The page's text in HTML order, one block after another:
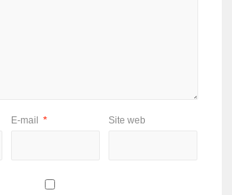
E-mail * Site web